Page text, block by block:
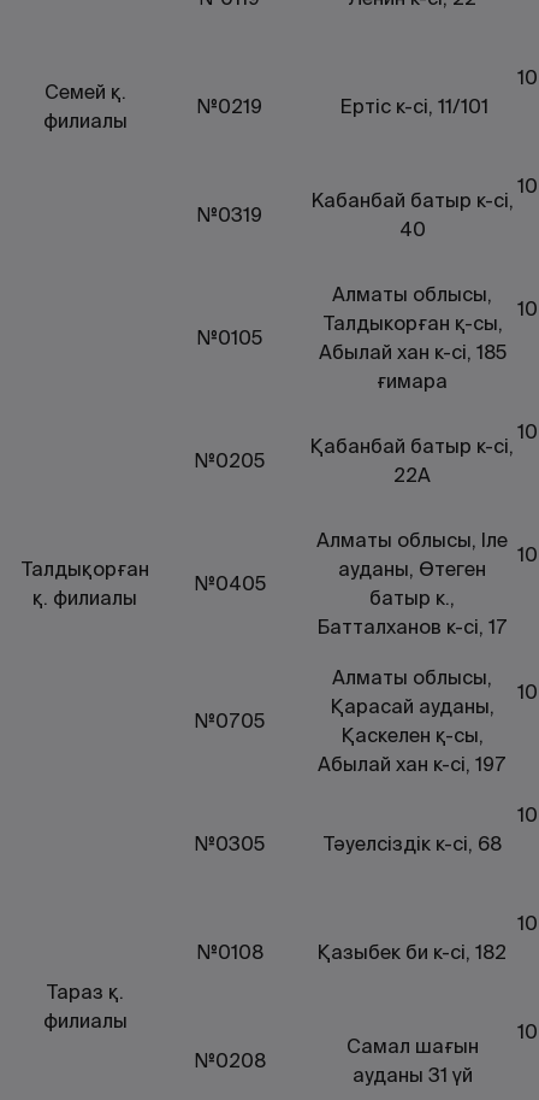
Семей қ.
филиалы
№0219 Ертic к-сі, 11/101
№0319
Кабанбай батыр к-сі,
40
Талдықорған
қ. филиалы
№0105
Алматы облысы,
Талдыкорған қ-сы,
Абылай хан к-сі, 185
ғимара
№0205
Қабанбай батыр к-сі,
22А
№0405
Алматы облысы, Іле
ауданы, Өтеген
батыр к.,
Батталханов к-сі, 17
№0705
Алматы облысы,
Қарасай ауданы,
Қаскелен қ-сы,
Абылай хан к-сі, 197
№0305 Тәуелсiздiк к-сі, 68
Тараз қ.
филиалы
№0108 Қазыбек би к-сі, 182
№0208
Самал шағын
ауданы 31 үй